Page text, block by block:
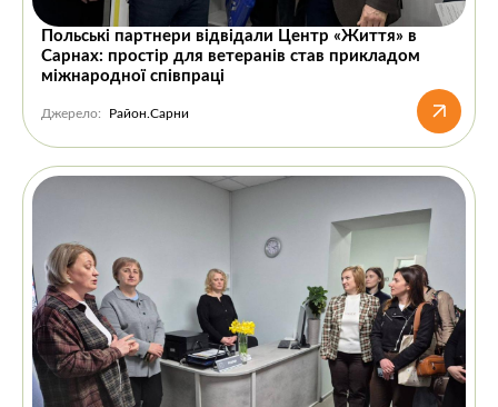
Польські партнери відвідали Центр «Життя» в
Сарнах: простір для ветеранів став прикладом
міжнародної співпраці
Джерело: Район.Сарни